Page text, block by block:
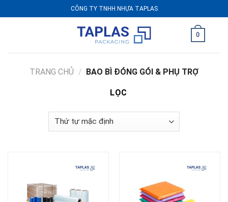
to
CÔNG TY TNHH NHỰA TAPLAS
0
TRANG CHỦ / BAO BÌ ĐÓNG GÓI & PHỤ TRỢ
LỌC